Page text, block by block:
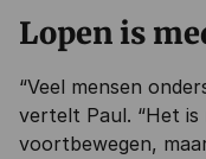
Lopen is
“Veel mensen
vertelt Paul. “Het is
voortbewegen,